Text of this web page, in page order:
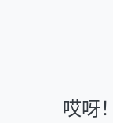
哎呀